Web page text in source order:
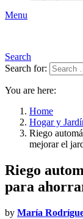
Menu
Search
Search for:
You are here:
Home
Hogar y
Riego
mejorar el
Riego
para
by María